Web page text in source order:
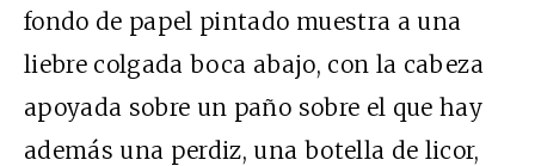
fondo de papel pintado muestra a una
liebre colgada boca abajo, con la cabeza
apoyada sobre un paño sobre el que hay
además una perdiz, una botella de licor,